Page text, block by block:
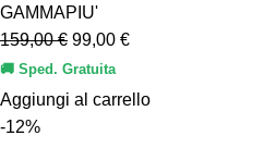
GAMMAPIU'
159,00€ 99,00 €
🚚 Sped. Gratuita
Aggiungi al carrello
-12%